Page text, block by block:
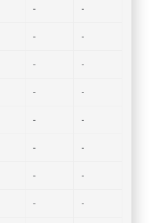
- -
- -
- -
- -
- -
- -
- -
- -